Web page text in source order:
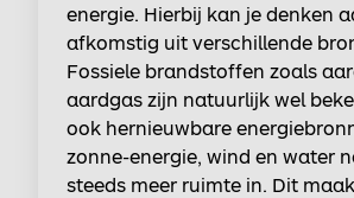
energie. Hierbij kan je denken
afkomstig uit verschillende
Fossiele brandstoffen zoals
aardgas zijn natuurlijk wel
ook hernieuwbare
zonne-energie, wind en water
steeds meer ruimte in. Dit